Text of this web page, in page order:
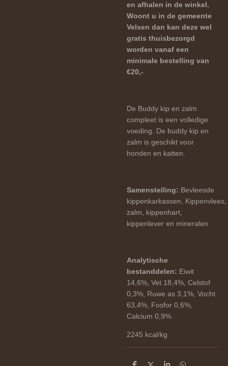
en afhalen in de winkel.
Woont u in de gemeente
Velsen dan kan deze wel
gratis thuisbezorgd
worden vanaf een
minimale bestelling van
€20,-
De Buddy kip en zalm
compleet is een volledige
voeding. De buddy kip en
zalm is geschikt voor
honden en katten.
Samenstelling: Bevleesde
kippenkarkassen, Kippenvlees,
zalm, kippenhart,
kippenlever en mineralen.
Analytische
bestanddelen: Eiwit
14,6%, Vet 18,4%, Celstof
0,3%, Ruwe as 3,1%, Vocht
63,4%, Fosfor 0,6%,
Calcium 0,9%.
2245 kcal/kg